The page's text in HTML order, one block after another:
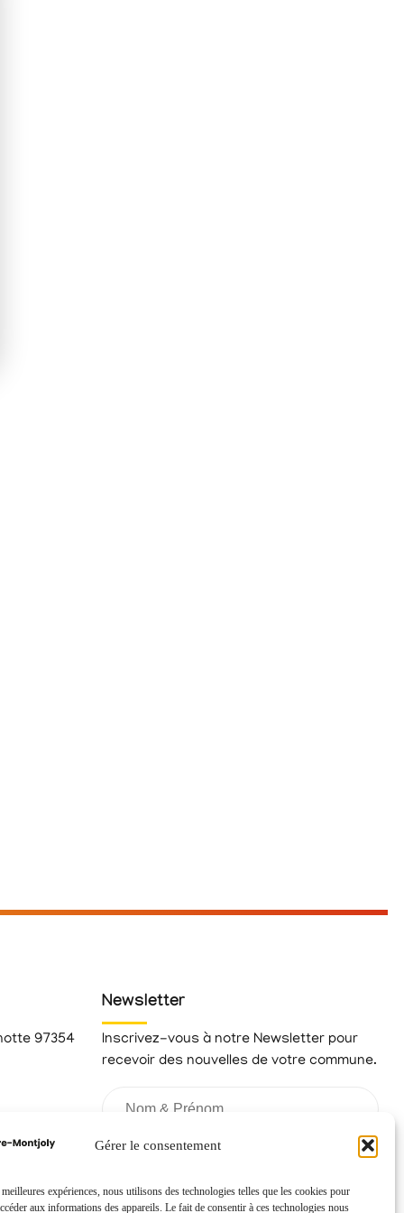
Gérer le consentement
expériences, nous utilisons des technologies telles que les cookies pour
aux informations des appareils. Le fait de consentir à ces technologies nous
97354
Newsletter
Inscrivez-vous à notre Newsletter pour
recevoir des nouvelles de votre commune.